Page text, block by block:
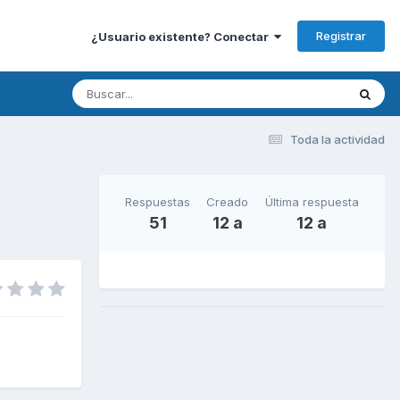
¿Usuario existente? Conectar Registrar
Toda la actividad
Respuestas
51
Creado
12 a
Última respuesta
12 a